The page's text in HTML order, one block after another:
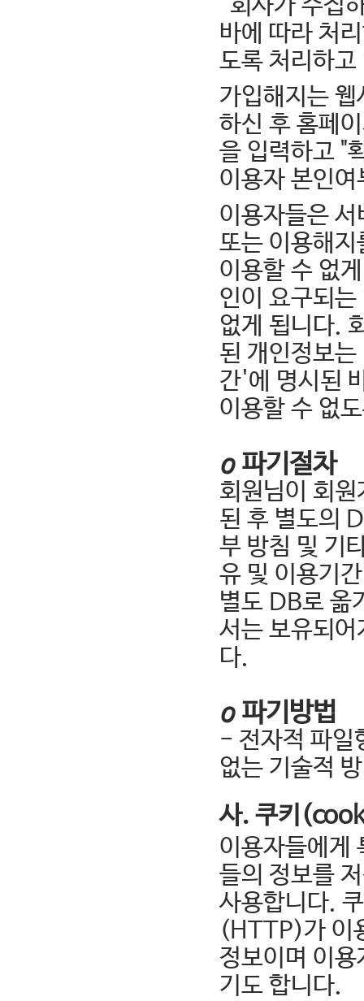
“회사가 수집
바에 따라 처
도록 처리하
가입해지는
하신 후 홈페
을 입력하고 "
이용자 본인
이용자들은
또는 이용해
이용할 수 없
인이 요구되
없게 됩니다.
된 개인정보
간'에 명시된
이용할 수 없
ο 파기절차
회원님이 회
된 후 별도의
부 방침 및 기
유 및 이용기
별도 DB로 옮
서는 보유되
다.
ο 파기방법
- 전자적 파일
없는 기술적
사. 쿠키
이용자들에게
들의 정보를
사용합니다.
(HTTP)가 이
정보이며 이
기도 합니다.